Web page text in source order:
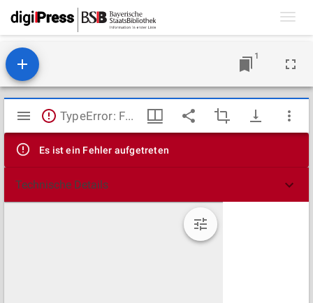
1
Mirador
Viewer
TypeError: Failed to fetch
Es ist ein Fehler aufgetreten
Technische Details